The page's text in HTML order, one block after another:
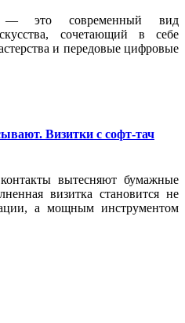
— это современный вид
сочетающий в себе
и передовые цифровые
Визитки с софт-тач
вытесняют бумажные
визитка становится не
а мощным инструментом